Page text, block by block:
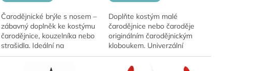
Čarodějnické brýle s nosem –
zábavný doplněk ke kostýmu
čarodějnice, kouzelníka nebo
strašidla. Ideální na
Halloween, karneval i
5
hviezdičiek.
Doplňte kostým malé
čarodějnice nebo čaroděje
originálním čarodějnickým
kloboukem. Univerzální
velikost, lehký materiál a
snadné tvarování díky